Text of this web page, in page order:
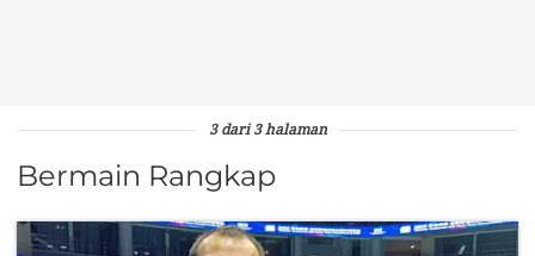
3 dari 3 halaman
Bermain Rangkap